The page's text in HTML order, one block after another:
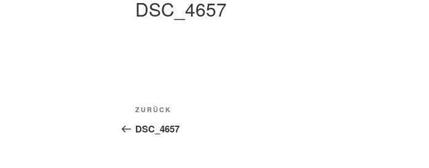
DSC_4657
Beitragsnavigation
Vorheriger
Beitrag
ZURÜCK
DSC_4657